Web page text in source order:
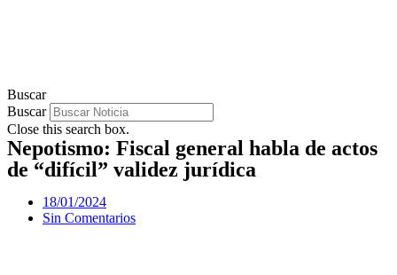
Buscar
Buscar
Close this search box.
Nepotismo: Fiscal general habla de actos
de “difícil” validez jurídica
18/01/2024
Sin Comentarios